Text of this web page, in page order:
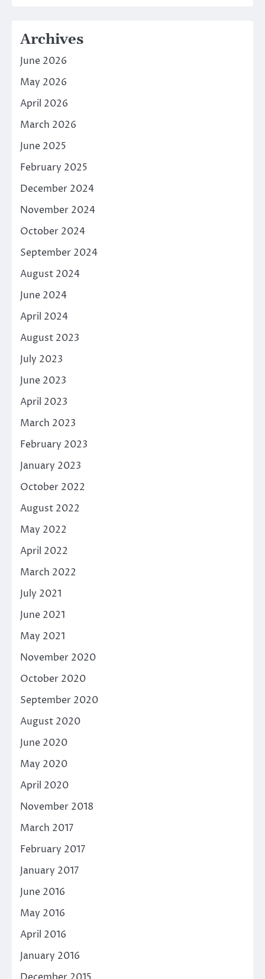
Archives
June 2026
May 2026
April 2026
March 2026
June 2025
February 2025
December 2024
November 2024
October 2024
September 2024
August 2024
June 2024
April 2024
August 2023
July 2023
June 2023
April 2023
March 2023
February 2023
January 2023
October 2022
August 2022
May 2022
April 2022
March 2022
July 2021
June 2021
May 2021
November 2020
October 2020
September 2020
August 2020
June 2020
May 2020
April 2020
November 2018
March 2017
February 2017
January 2017
June 2016
May 2016
April 2016
January 2016